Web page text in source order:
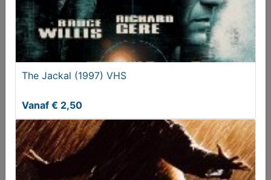
€ 6,95
The Jackal (1997) VHS
Vanaf € 2,50